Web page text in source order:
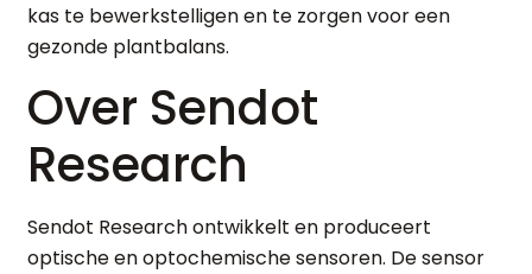
kas te bewerkstelligen en te zorgen voor een
gezonde plantbalans.
Over Sendot
Research
Sendot Research ontwikkelt en produceert
optische en optochemische sensoren. De sensor